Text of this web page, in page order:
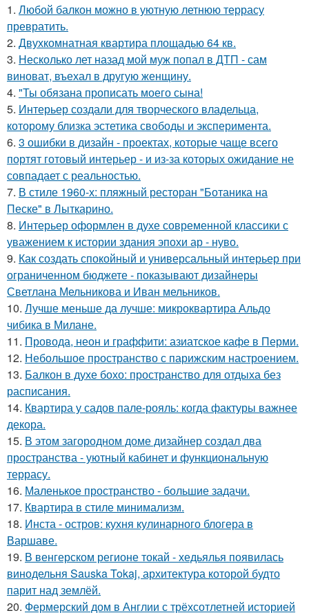
1. Любой балкон можно в уютную летнюю террасу
превратить.
2. Двухкомнатная квартира площадью 64 кв.
3. Несколько лет назад мой муж попал в ДТП - сам
виноват, въехал в другую женщину.
4. "Ты обязана прописать моего сына!
5. Интерьер создали для творческого владельца,
которому близка эстетика свободы и эксперимента.
6. 3 ошибки в дизайн - проектах, которые чаще всего
портят готовый интерьер - и из-за которых ожидание не
совпадает с реальностью.
7. В стиле 1960-х: пляжный ресторан "Ботаника на
Песке" в Лыткарино.
8. Интерьер оформлен в духе современной классики с
уважением к истории здания эпохи ар - нуво.
9. Как создать спокойный и универсальный интерьер при
ограниченном бюджете - показывают дизайнеры
Светлана Мельникова и Иван мельников.
10. Лучше меньше да лучше: микроквартира Альдо
чибика в Милане.
11. Провода, неон и граффити: азиатское кафе в Перми.
12. Небольшое пространство с парижским настроением.
13. Балкон в духе бохо: пространство для отдыха без
расписания.
14. Квартира у садов пале-рояль: когда фактуры важнее
декора.
15. В этом загородном доме дизайнер создал два
пространства - уютный кабинет и функциональную
террасу.
16. Маленькое пространство - большие задачи.
17. Квартира в стиле минимализм.
18. Инста - остров: кухня кулинарного блогера в
Варшаве.
19. В венгерском регионе токай - хедьялья появилась
винодельня Sauska Tokaj, архитектура которой будто
парит над землёй.
20. Фермерский дом в Англии с трёхсотлетней историей